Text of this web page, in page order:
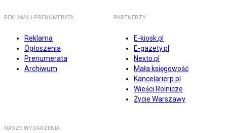
REKLAMA I PRENUMERATA
Reklama
Ogłoszenia
Prenumerata
Archiwum
PARTNERZY
E-kiosk.pl
E-gazety.pl
Nexto.pl
Mała księgowość
Kancelarierp.pl
Wieści Rolnicze
Życie Warszawy
NASZE WYDARZENIA